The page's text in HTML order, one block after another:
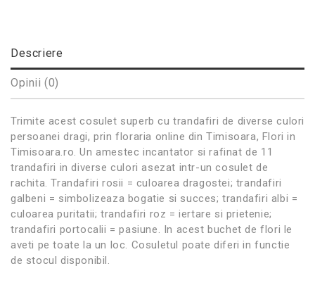
Descriere
Opinii (0)
Trimite acest cosulet superb cu trandafiri de diverse culori
persoanei dragi, prin floraria online din Timisoara, Flori in
Timisoara.ro. Un amestec incantator si rafinat de 11
trandafiri in diverse culori asezat intr-un cosulet de
rachita. Trandafiri rosii = culoarea dragostei; trandafiri
galbeni = simbolizeaza bogatie si succes; trandafiri albi =
culoarea puritatii; trandafiri roz = iertare si prietenie;
trandafiri portocalii = pasiune. In acest buchet de flori le
aveti pe toate la un loc. Cosuletul poate diferi in functie
de stocul disponibil.